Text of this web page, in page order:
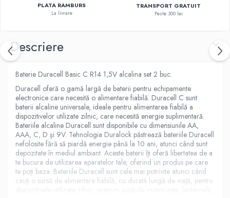
PLATA RAMBURS
La livrare
TRANSPORT GRATUIT
Peste 300 lei
Descriere
Baterie Duracell Basic C R14 1,5V alcalina set 2 buc.
Duracell oferă o gamă largă de baterii pentru echipamente
electronice care necesită o alimentare fiabilă. Duracell C sunt
baterii alcaline universale, ideale pentru alimentarea fiabilă a
dispozitivelor utilizate zilnic, care necesită energie suplimentară.
Bateriile alcaline Duracell sunt disponibile cu dimensiunile AA,
AAA, C, D şi 9V. Tehnologia Duralock păstrează bateriile Duracell
nefolosite fără să piardă energie până la 10 ani, atunci când sunt
depozitate în mediul ambiant. Aceste baterii îţi oferă libertatea de a
te bucura de utilizarea aparatelor tale, oferind un produs pe care
te poţi baza. Bateriile Duracell sunt cele mai potrivite atunci când
cauţi o sursă de alimentare fiabilă, cu durată lungă de viaţă, pentru